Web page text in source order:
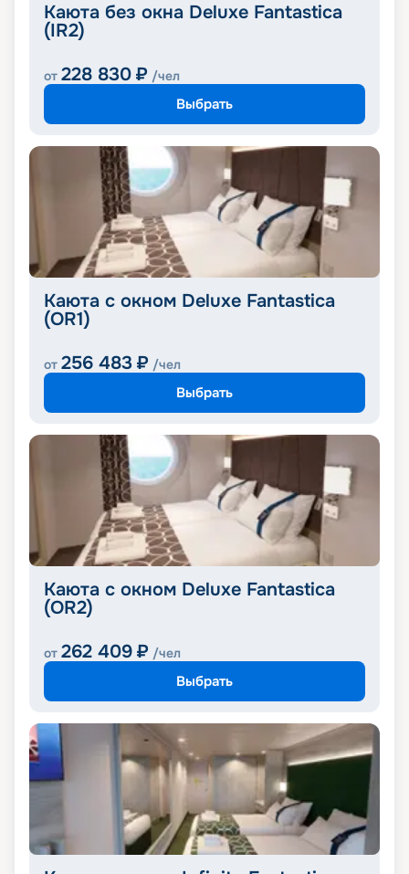
Каюта без окна Deluxe Fantastica
(IR2)
от 228 830 ₽ /чел
Выбрать
Каюта с окном Deluxe Fantastica
(OR1)
от 256 483 ₽ /чел
Выбрать
Каюта с окном Deluxe Fantastica
(OR2)
от 262 409 ₽ /чел
Выбрать